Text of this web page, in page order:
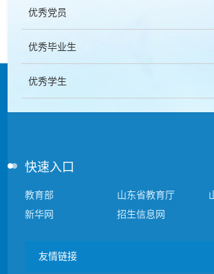
优秀党员
优秀毕业生
优秀学生
快速入口
教育部 山东省教育厅
新华网
招生信息网
友情链接